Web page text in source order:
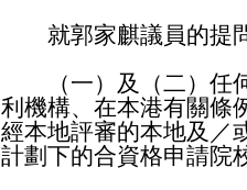
就郭家麒議員的提
（一）及（二）任何
利機構、在本港有關條
經本地評審的本地及／
計劃下的合資格申請院